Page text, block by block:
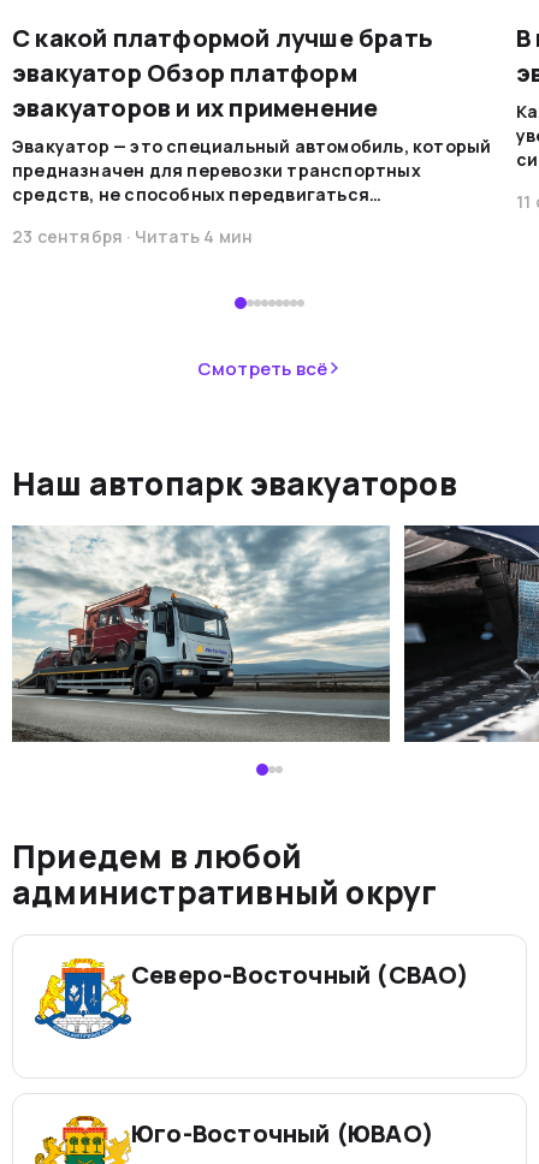
С какой платформой лучше брать
эвакуатор Обзор платформ
эвакуаторов и их применение
Эвакуатор — это специальный автомобиль, который
предназначен для перевозки транспортных
средств, не способных передвигаться
машины обеспечивают безопасную
23 сентября · Читать 4 мин
В
Смотреть всё
Наш автопарк эвакуаторов
Приедем в любой
административный округ
Северо-Восточный (СВАО)
Юго-Восточный (ЮВАО)